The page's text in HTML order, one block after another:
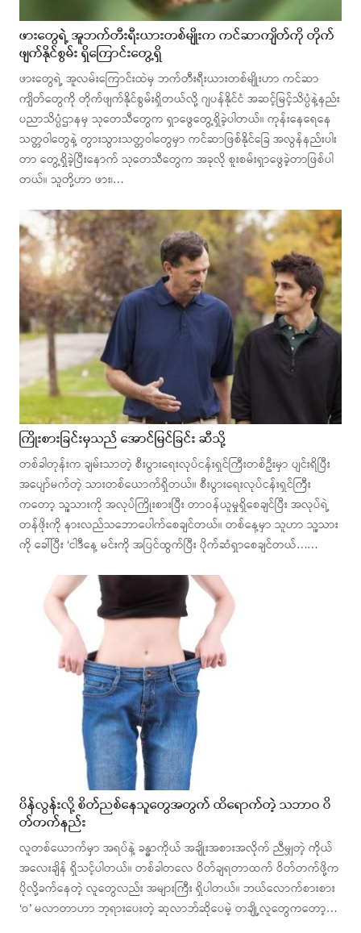
ဖားတွေရဲ့ အူဘက်တီးရီးယားတစ်မျိုးက ကင်ဆာကျိတ်ကို တိုက်
ဖျက်နိုင်စွမ်း ရှိကြောင်းတွေ့ရှိ
ဖားတွေရဲ့ အူလမ်းကြောင်းထဲမှ ဘက်တီးရီးယားတစ်မျိုးဟာ ကင်ဆာ
ကျိတ်တွေကို တိုက်ဖျက်နိုင်စွမ်းရှိတယ်လို့ ဂျပန်နိုင်ငံ အဆင့်မြင့်သိပ္ပံနဲ့နည်း
ပညာသိပ္ပံဌာနမှ သုတေသီတွေက ရှာဖွေတွေ့ရှိခဲ့ပါတယ်။ ကုန်းနေရေနေ
သတ္တဝါတွေနဲ့ တွားသွားသတ္တဝါတွေမှာ ကင်ဆာဖြစ်နိုင်ခြေ အလွန်နည်းပါး
တာ တွေ့ရှိခဲ့ပြီးနောက် သုတေသီတွေက အခုလို စူးစမ်းရှာဖွေခဲ့တာဖြစ်ပါ
တယ်။ သူတို့ဟာ ဖား၊…
ကြိုးစားခြင်းမှသည် အောင်မြင်ခြင်း ဆီသို့
တစ်ခါတုန်းက ချမ်းသာတဲ့ စီးပွားရေးလုပ်ငန်းရှင်ကြီးတစ်ဦးမှာ ပျင်းရိပြီး
အပျော်မက်တဲ့ သားတစ်ယောက်ရှိတယ်။ စီးပွားရေးလုပ်ငန်းရှင်ကြီး
ကတော့ သူ့သားကို အလုပ်ကြိုးစားပြီး တာဝန်ယူမှုရှိစေချင်ပြီး အလုပ်ရဲ့
တန်ဖိုးကို နားလည်သဘောပေါက်စေချင်တယ်။ တစ်နေ့မှာ သူဟာ သူ့သား
ကို ခေါ်ပြီး ‘ငါဒီနေ့ မင်းကို အပြင်ထွက်ပြီး ပိုက်ဆံရှာစေချင်တယ်……
ပိန်လွန်းလို့ စိတ်ညစ်နေသူတွေအတွက် ထိရောက်တဲ့ သဘာဝ ဝိ
တ်တက်နည်း
လူတစ်ယောက်မှာ အရပ်နဲ့ ခန္ဓာကိုယ် အချိုးအစားအလိုက် ညီမျှတဲ့ ကိုယ်
အလေးချိန် ရှိသင့်ပါတယ်။ တစ်ခါတလေ ဝိတ်ချရတာထက် ဝိတ်တက်ဖို့က
ပိုလို့ခက်နေတဲ့ လူတွေလည်း အများကြီး ရှိပါတယ်။ ဘယ်လောက်စားစား
‘ဝ’ မလာတာဟာ ဘုရားပေးတဲ့ ဆုလာဘ်ဆိုပေမဲ့ တချို့လူတွေကတော့…